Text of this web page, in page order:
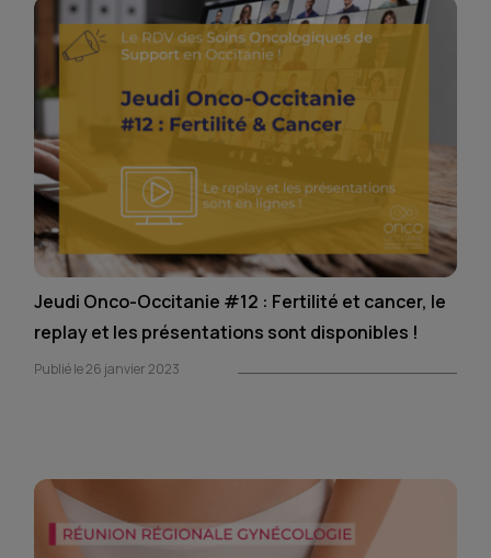
Jeudi Onco-Occitanie #12 : Fertilité et cancer, le
replay et les présentations sont disponibles !
Publié le 26 janvier 2023